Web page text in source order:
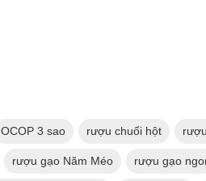
OCOP 3 sao rượu chuối hột
rượu gạo Năm Méo rượu gạo